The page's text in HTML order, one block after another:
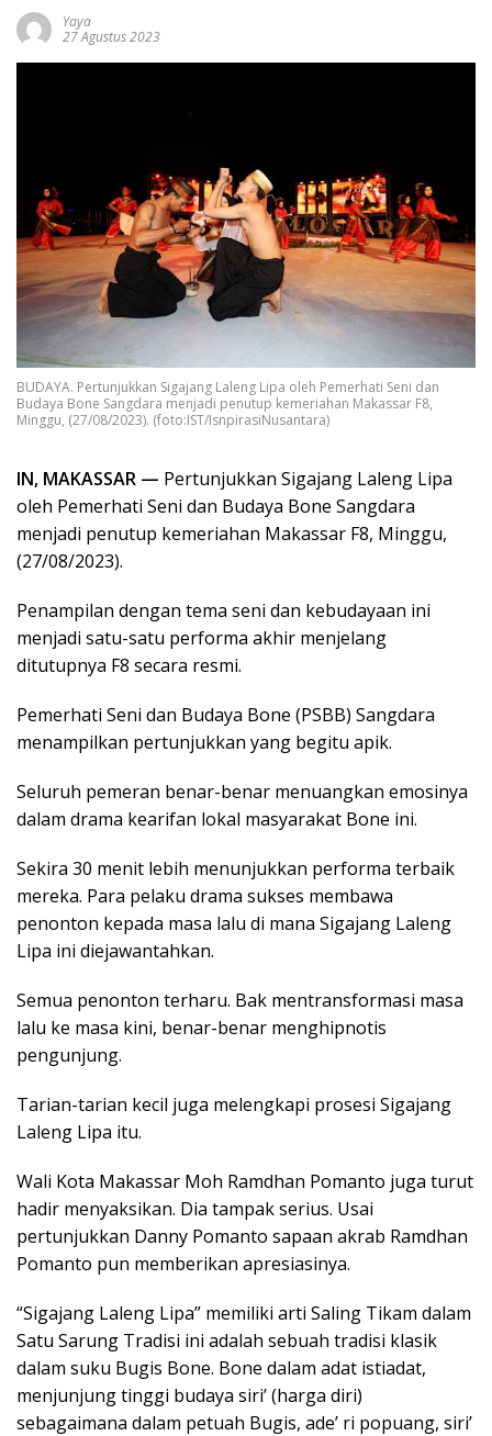
Yaya
27 Agustus 2023
BUDAYA. Pertunjukkan Sigajang Laleng Lipa oleh Pemerhati Seni dan
Budaya Bone Sangdara menjadi penutup kemeriahan Makassar F8,
Minggu, (27/08/2023). (foto:IST/IsnpirasiNusantara)
IN, MAKASSAR — Pertunjukkan Sigajang Laleng Lipa
oleh Pemerhati Seni dan Budaya Bone Sangdara
menjadi penutup kemeriahan Makassar F8, Minggu,
(27/08/2023).
Penampilan dengan tema seni dan kebudayaan ini
menjadi satu-satu performa akhir menjelang
ditutupnya F8 secara resmi.
Pemerhati Seni dan Budaya Bone (PSBB) Sangdara
menampilkan pertunjukkan yang begitu apik.
Seluruh pemeran benar-benar menuangkan emosinya
dalam drama kearifan lokal masyarakat Bone ini.
Sekira 30 menit lebih menunjukkan performa terbaik
mereka. Para pelaku drama sukses membawa
penonton kepada masa lalu di mana Sigajang Laleng
Lipa ini diejawantahkan.
Semua penonton terharu. Bak mentransformasi masa
lalu ke masa kini, benar-benar menghipnotis
pengunjung.
Tarian-tarian kecil juga melengkapi prosesi Sigajang
Laleng Lipa itu.
Wali Kota Makassar Moh Ramdhan Pomanto juga turut
hadir menyaksikan. Dia tampak serius. Usai
pertunjukkan Danny Pomanto sapaan akrab Ramdhan
Pomanto pun memberikan apresiasinya.
“Sigajang Laleng Lipa” memiliki arti Saling Tikam dalam
Satu Sarung Tradisi ini adalah sebuah tradisi klasik
dalam suku Bugis Bone. Bone dalam adat istiadat,
menjunjung tinggi budaya siri’ (harga diri)
sebagaimana dalam petuah Bugis, ade’ ri popuang, siri’